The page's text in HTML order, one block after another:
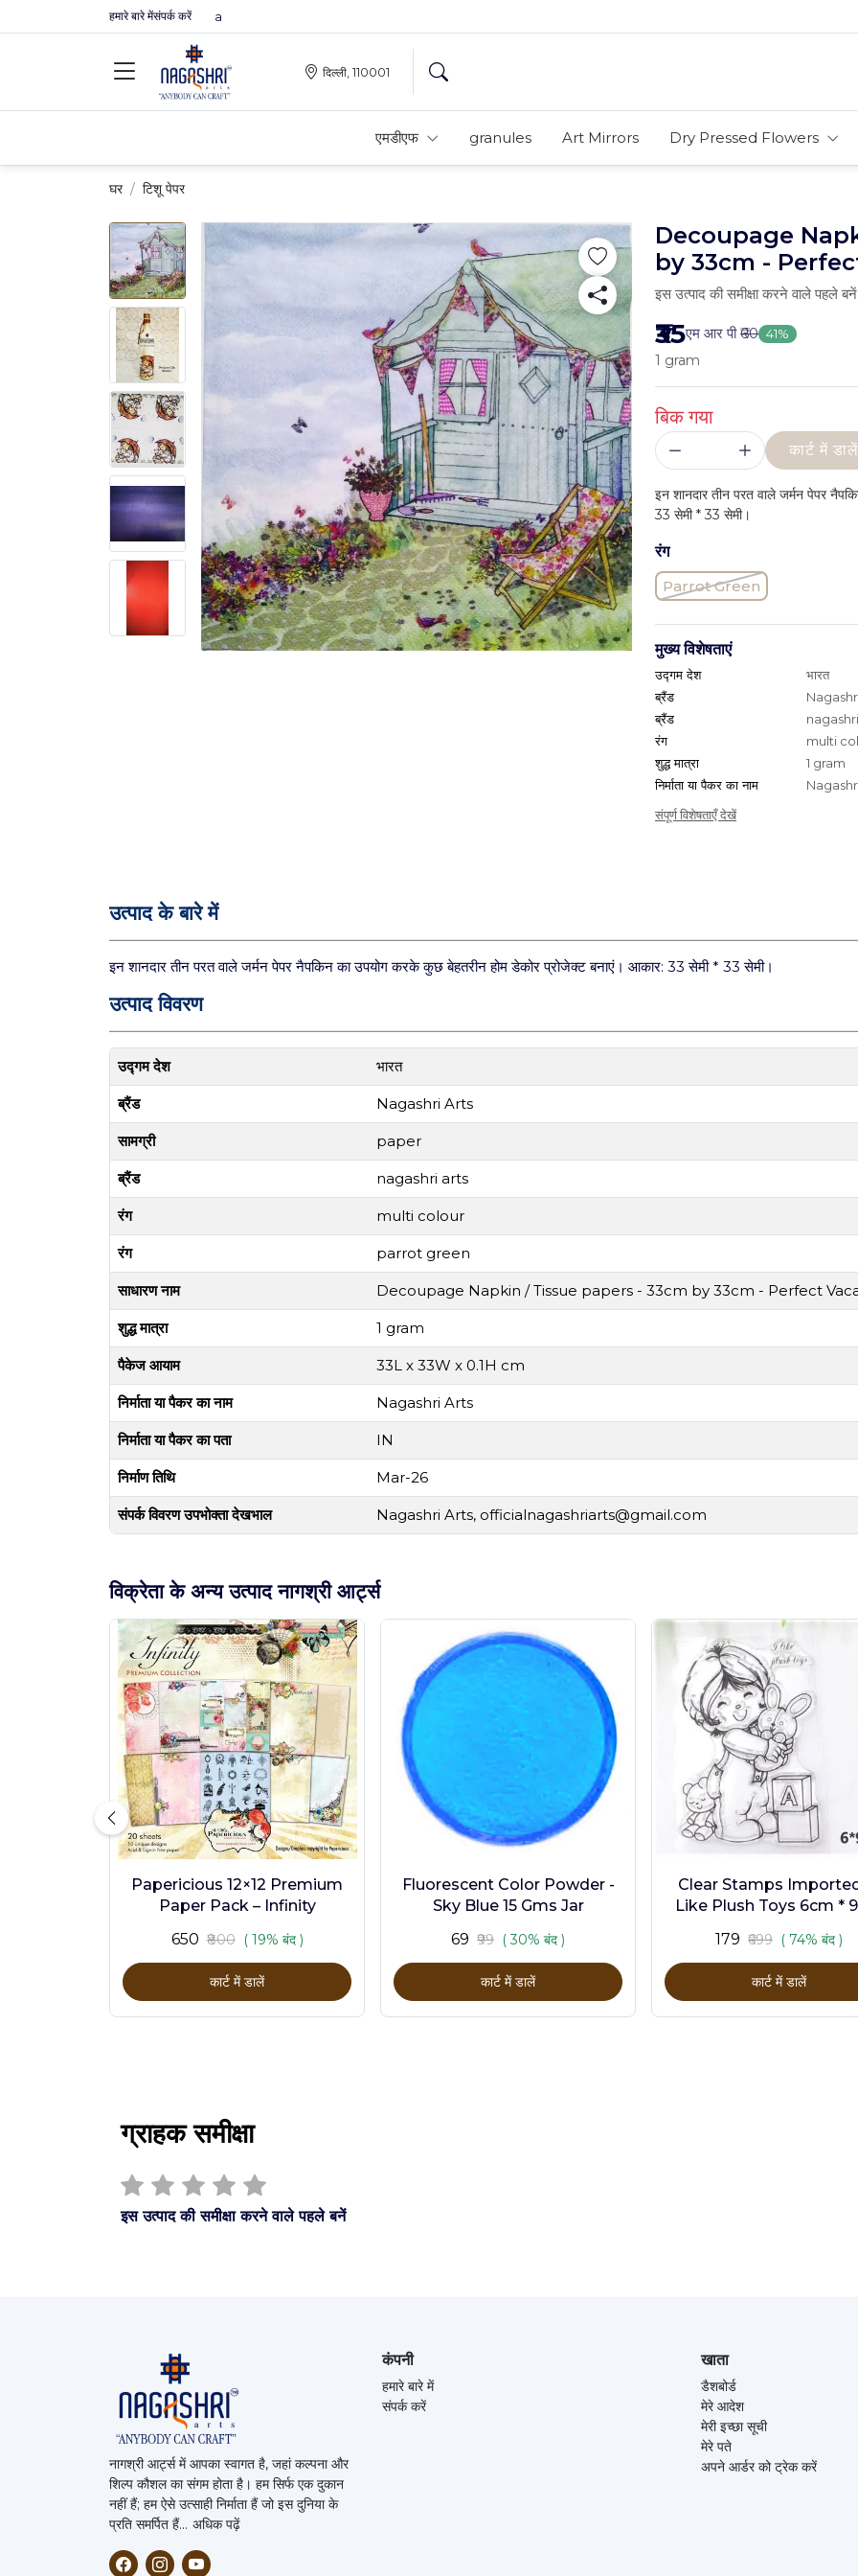
हमारे बारे मेंसंपर्क करें
MDFs || Made In India
दिल्ली, 110001
एमडीएफ granules Art Mirrors Dry Pressed Flowers
घर टिशू पेपर
Decoupage
by 33cm -
इस उत्पाद की समीक्षा करने वाले पहले बनें
₹35एम आर पी₹60 41%
1 gram
बिक गया
कार्ट में डालें
इन शानदार तीन परत वाले जर्मन पेपर
33 सेमी * 33 सेमी।
रंग
Parrot Green
मुख्य विशेषताएं
उद्गम देश
भारत
ब्रैंड
ब्रैंड
रंग
multi
शुद्ध मात्रा
1 gram
निर्माता या पैकर का नाम
संपूर्ण विशेषताएँ देखें
उत्पाद के बारे में
इन शानदार तीन परत वाले जर्मन पेपर नैपकिन का उपयोग करके कुछ बेहतरीन होम डेकोर प्रोजेक्ट बनाएं। आकार: 33 सेमी * 33 सेमी।
उत्पाद विवरण
उद्गम देश भारत
ब्रैंड Nagashri Arts
सामग्री paper
ब्रैंड nagashri arts
रंग multi colour
रंग parrot green
साधारण नाम Decoupage Napkin / Tissue papers - 33cm by 33cm - Perfect
शुद्ध मात्रा 1 gram
पैकेज आयाम 33L x 33W x 0.1H cm
निर्माता या पैकर का नाम Nagashri Arts
निर्माता या पैकर का पता IN
निर्माण तिथि Mar-26
संपर्क विवरण उपभोक्ता देखभाल Nagashri Arts, officialnagashriarts@gmail.com
विक्रेता के अन्य उत्पाद नागश्री आर्ट्स
Papericious 12×12 Premium
Paper Pack – Infinity
₹650 ₹800 ( 19% बंद )
कार्ट में डालें
Fluorescent Color Powder -
Sky Blue 15 Gms Jar
₹69 ₹99 ( 30% बंद )
कार्ट में डालें
Clear Stamps
Like Plush Toys 6cm *
₹179 ₹699 ( 74% बंद )
कार्ट में डालें
ग्राहक समीक्षा
इस उत्पाद की समीक्षा करने वाले पहले बनें
नागश्री आर्ट्स में आपका स्वागत है, जहां कल्पना और
शिल्प कौशल का संगम होता है। हम सिर्फ एक दुकान
नहीं हैं; हम ऐसे उत्साही निर्माता हैं जो इस दुनिया के
प्रति समर्पित हैं... अधिक पढ़ें
कंपनी
हमारे बारे में
संपर्क करें
खाता
डैशबोर्ड
मेरे आदेश
मेरी इच्छा सूची
मेरे पते
अपने आर्डर को ट्रेक करें